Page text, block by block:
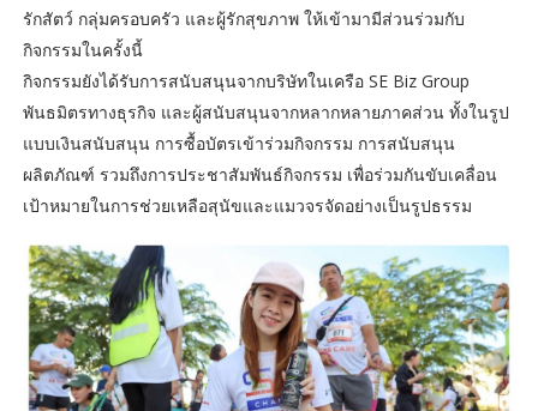
รักสัตว์ กลุ่มครอบครัว และผู้รักสุขภาพ ให้เข้ามามีส่วนร่วมกับ
กิจกรรมในครั้งนี้
กิจกรรมยังได้รับการสนับสนุนจากบริษัทในเครือ SE Biz Group
พันธมิตรทางธุรกิจ และผู้สนับสนุนจากหลากหลายภาคส่วน ทั้งในรูป
แบบเงินสนับสนุน การซื้อบัตรเข้าร่วมกิจกรรม การสนับสนุน
ผลิตภัณฑ์ รวมถึงการประชาสัมพันธ์กิจกรรม เพื่อร่วมกันขับเคลื่อน
เป้าหมายในการช่วยเหลือสุนัขและแมวจรจัดอย่างเป็นรูปธรรม